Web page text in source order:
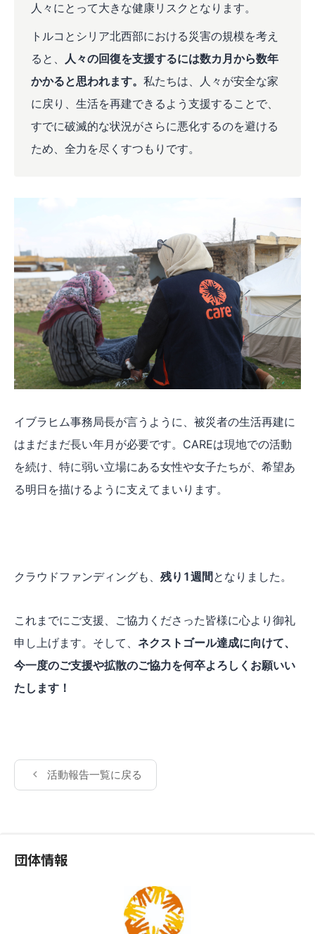
人々にとって大きな健康リスクとなります。
トルコとシリア北西部における災害の規模を考え
ると、 人々の回復を支援するには数カ月から数年
かかると思われます。 私たちは、人々が安全な家
に戻り、生活を再建できるよう支援することで、
すでに破滅的な状況がさらに悪化するのを避ける
ため、全力を尽くすつもりです。
イブラヒム事務局長が言うように、被災者の生活再建に
はまだまだ長い年月が必要です。CAREは現地での活動
を続け、特に弱い立場にある女性や女子たちが、希望あ
る明日を描けるように支えてまいります。
クラウドファンディングも、 残り1週間 となりました。
これまでにご支援、ご協力くださった皆様に心より御礼
申し上げます。そして、 ネクストゴール達成に向けて、
今一度のご支援や拡散のご協力を何卒よろしくお願いい
たします！
活動報告一覧に戻る
団体情報